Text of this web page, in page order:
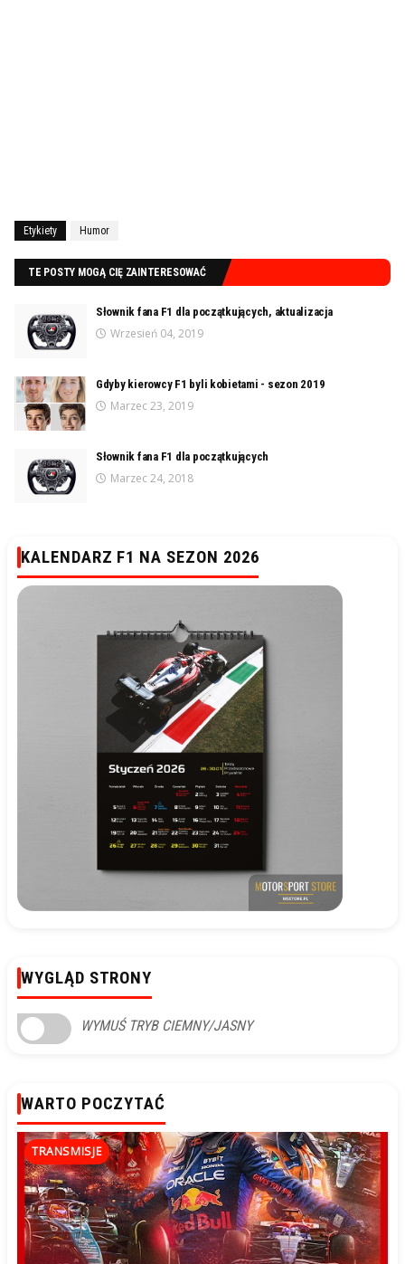
Etykiety Humor
TE POSTY MOGĄ CIĘ ZAINTERESOWAĆ
Słownik fana F1 dla początkujących, aktualizacja
Wrzesień 04, 2019
Gdyby kierowcy F1 byli kobietami - sezon 2019
Marzec 23, 2019
Słownik fana F1 dla początkujących
Marzec 24, 2018
KALENDARZ F1 NA SEZON 2026
WYGLĄD STRONY
WYMUŚ TRYB CIEMNY/JASNY
WARTO POCZYTAĆ
TRANSMISJE